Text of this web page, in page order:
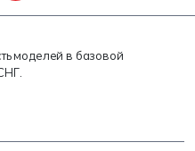
моделей в базовой